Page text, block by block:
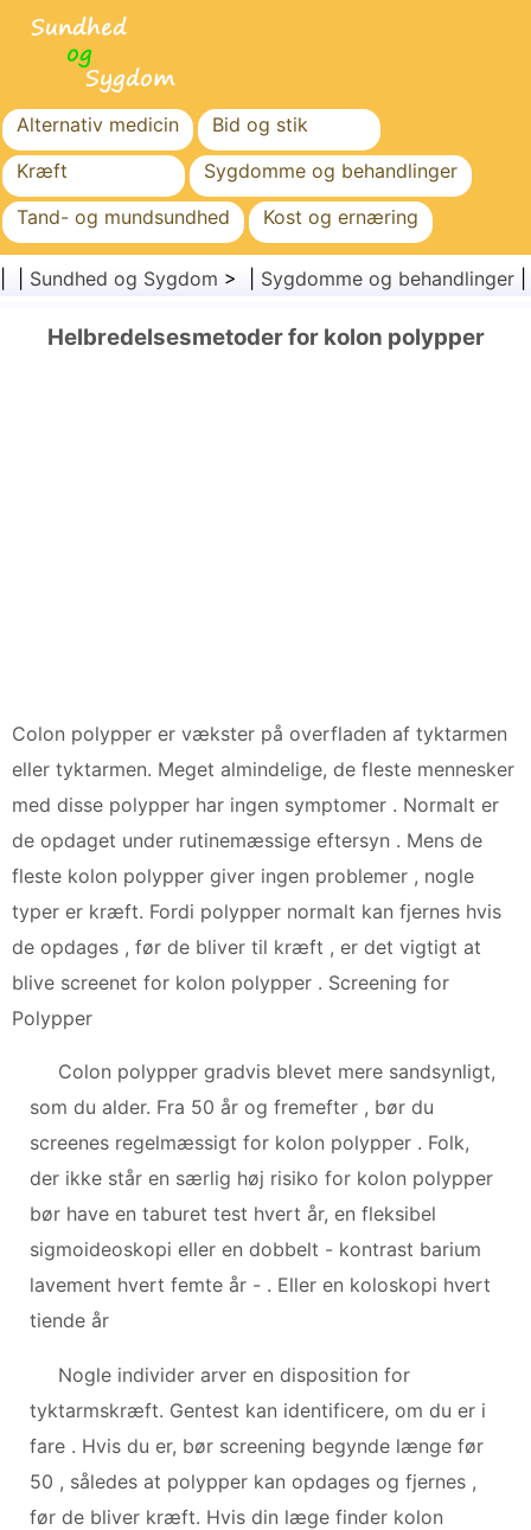
Alternativ medicin
Bid og stik
Kræft
Sygdomme og behandlinger
Tand- og mundsundhed
Kost og ernæring
Familiesundhed
Sundhedssektoren
Sundhed og Sygdom > | Sygdomme og behandlinger
Helbredelsesmetoder for kolon polypper
Colon polypper er vækster på overfladen af ​​tyktarmen
eller tyktarmen. Meget almindelige, de fleste mennesker
med disse polypper har ingen symptomer . Normalt er
de opdaget under rutinemæssige eftersyn . Mens de
fleste kolon polypper giver ingen problemer , nogle
typer er kræft. Fordi polypper normalt kan fjernes hvis
de opdages , før de bliver til kræft , er det vigtigt at
blive screenet for kolon polypper . Screening for
Polypper
Colon polypper gradvis blevet mere sandsynligt,
som du alder. Fra 50 år og fremefter , bør du
screenes regelmæssigt for kolon polypper . Folk,
der ikke står en særlig høj risiko for kolon polypper
bør have en taburet test hvert år, en fleksibel
sigmoideoskopi eller en dobbelt - kontrast barium
lavement hvert femte år - . Eller en koloskopi hvert
tiende år
Nogle individer arver en disposition for
tyktarmskræft. Gentest kan identificere, om du er i
fare . Hvis du er, bør screening begynde længe før
50 , således at polypper kan opdages og fjernes ,
før de bliver kræft. Hvis din læge finder kolon